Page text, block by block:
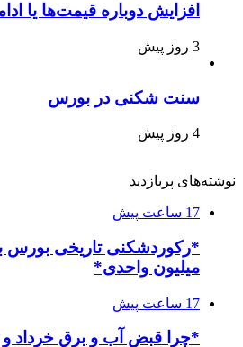
افزایش دوباره قیمت‌ها یا
3 روز پیش
سنت شکنی در بورس
4 روز پیش
نوشته‌های پربازدید
17 ساعت پیش
میلیون واحدی*
17 ساعت پیش